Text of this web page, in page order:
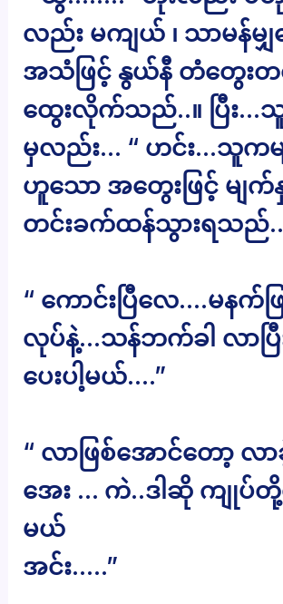
လည်း မကျယ် ၊ သာမန်မျှ
အသံဖြင့် နွယ်နီ တံတွေးတ
ထွေးလိုက်သည်..။ ပြီး
မှလည်း… “ ဟင်း…သူကမျ
ဟူသော အတွေးဖြင့် မျက်
တင်းခက်ထန်သွားရသည်..
“ ကောင်းပြီလေ….မနက်ဖ
လုပ်နဲ့…သန်ဘက်ခါ လာပြီ
ပေးပါ့မယ်….”
“ လာဖြစ်အောင်တော့ လ
အေး … ကဲ..ဒါဆို ကျုပ်
မယ်
အင်း…..”